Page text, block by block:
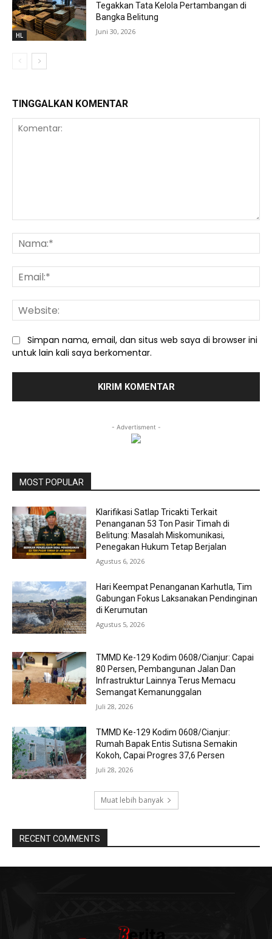
HL
Tegakkan Tata Kelola Pertambangan di
Bangka Belitung
Juni 30, 2026
TINGGALKAN KOMENTAR
Simpan nama, email, dan situs web saya di browser ini
untuk lain kali saya berkomentar.
- Advertisment -
MOST POPULAR
Klarifikasi Satlap Tricakti Terkait
Penanganan 53 Ton Pasir Timah di
Belitung: Masalah Miskomunikasi,
Penegakan Hukum Tetap Berjalan
Agustus 6, 2026
Hari Keempat Penanganan Karhutla, Tim
Gabungan Fokus Laksanakan Pendinginan
di Kerumutan
Agustus 5, 2026
TMMD Ke-129 Kodim 0608/Cianjur: Capai
80 Persen, Pembangunan Jalan Dan
Infrastruktur Lainnya Terus Memacu
Semangat Kemanunggalan
Juli 28, 2026
TMMD Ke-129 Kodim 0608/Cianjur:
Rumah Bapak Entis Sutisna Semakin
Kokoh, Capai Progres 37,6 Persen
Juli 28, 2026
Muat lebih banyak
RECENT COMMENTS